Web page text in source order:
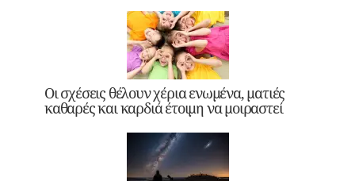
Οι σχέσεις θέλουν χέρια ενωμένα, ματιές
καθαρές και καρδιά έτοιμη να μοιραστεί